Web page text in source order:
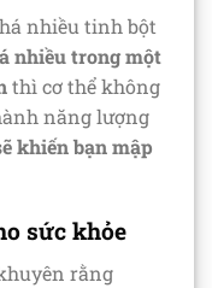
nhiều tinh bột
nhiều trong một
thì cơ thể không
năng lượng
khiến bạn mập
sức khỏe
rằng